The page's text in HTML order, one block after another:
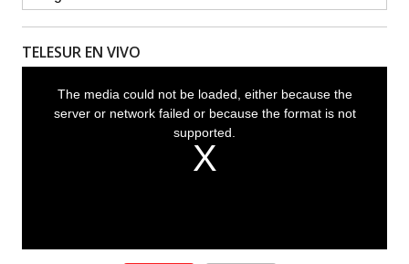
TELESUR EN VIVO